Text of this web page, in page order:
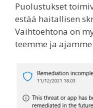
Puolustukset
estää haitallisen
Vaihtoehtona on
teemme ja